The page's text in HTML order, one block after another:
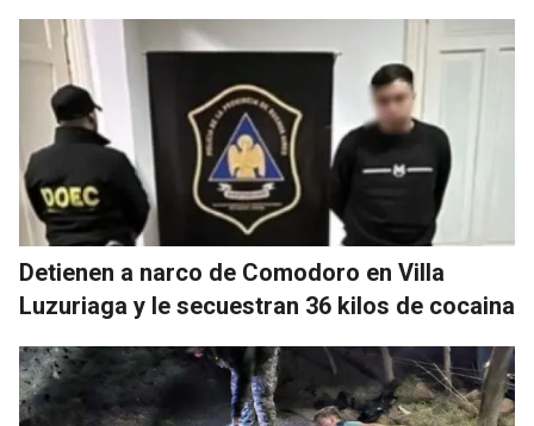
Detienen a narco de Comodoro en Villa
Luzuriaga y le secuestran 36 kilos de cocaina